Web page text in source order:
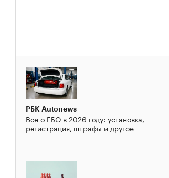
РБК Autonews
Все о ГБО в 2026 году: установка,
регистрация, штрафы и другое